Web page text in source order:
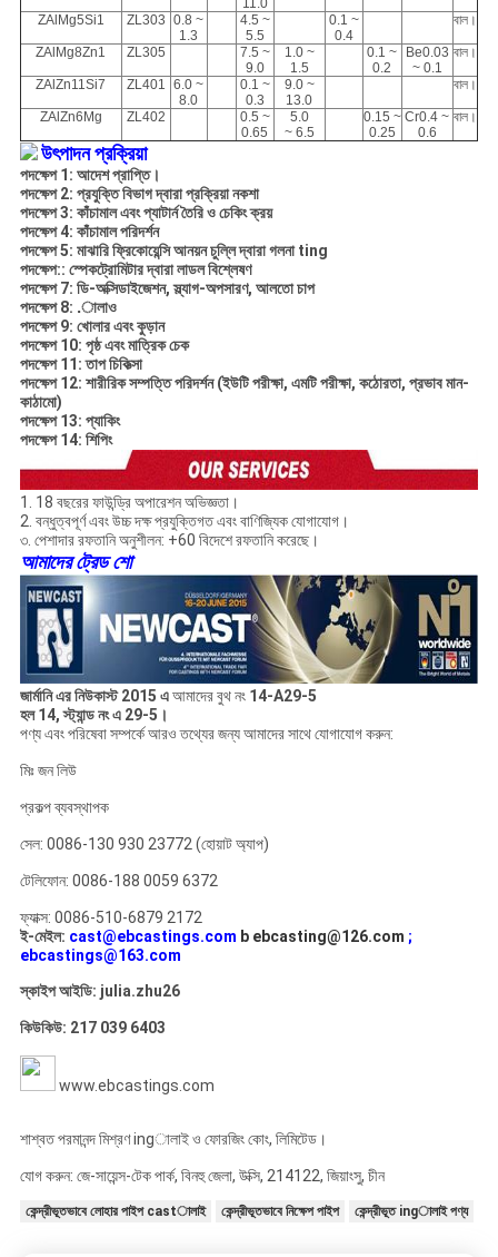
11.0
ZAlMg5Si1
ZL303
0.8 ~
1.3
4.5 ~
5.5
0.1 ~
0.4
বাল।
ZAlMg8Zn1 ZL305
7.5 ~
9.0
1.0 ~
1.5
0.1 ~
0.2
Be0.03
~ 0.1
বাল।
ZAlZn11Si7 ZL401
6.0 ~
8.0
0.1 ~
0.3
9.0 ~
13.0
বাল।
ZAlZn6Mg ZL402
0.5 ~
0.65
5.0
~ 6.5
0.15 ~
0.25
Cr0.4 ~
0.6
বাল।
উৎপাদন প্রক্রিয়া
পদক্ষেপ 1: আদেশ প্রাপ্তি।
পদক্ষেপ 2: প্রযুক্তি বিভাগ দ্বারা প্রক্রিয়া নকশা
পদক্ষেপ 3: কাঁচামাল এবং প্যাটার্নতৈরি ও চেকিং ক্রয়
পদক্ষেপ 4: কাঁচামাল পরিদর্শন
পদক্ষেপ 5: মাঝারি ফ্রিকোয়েন্সি আনয়ন চুল্লি দ্বারা গলনা ting
পদক্ষেপ:: স্পেকট্রোমিটার দ্বারা লাডল বিশ্লেষণ
পদক্ষেপ 7: ডি-অক্সিডাইজেশন, স্ল্যাগ-অপসারণ, আলতো চাপ
পদক্ষেপ 8: .ালাও
পদক্ষেপ 9: খোলার এবং কুড়ান
পদক্ষেপ 10: পৃষ্ঠ এবং মাত্রিক চেক
পদক্ষেপ 11: তাপ চিকিত্সা
পদক্ষেপ 12: শারীরিক সম্পত্তি পরিদর্শন (ইউটি পরীক্ষা, এমটি পরীক্ষা, কঠোরতা, প্রভাব মান-
কাঠামো)
পদক্ষেপ 13: প্যাকিং
পদক্ষেপ 14: শিপিং
1. 18 বছরের ফাউন্ড্রি অপারেশন অভিজ্ঞতা।
2. বন্ধুত্বপূর্ণ এবং উচ্চ দক্ষ প্রযুক্তিগত এবং বাণিজ্যিক যোগাযোগ।
৩. পেশাদার রফতানি অনুশীলন: +60 বিদেশে রফতানি করেছে।
আমাদের ট্রেড শো
জার্মানি এর নিউকাস্ট 2015 এআমাদের বুথ নং 14-A29-5
হল 14, স্ট্যান্ড নং এ 29-5।
পণ্য এবং পরিষেবা সম্পর্কে আরও তথ্যের জন্য আমাদের সাথে যোগাযোগ করুন:
মিঃ জন লিউ
প্রকল্প ব্যবস্থাপক
সেল: 0086-130 930 23772 (হোয়াট অ্যাপ)
টেলিফোন: 0086-188 0059 6372
ফ্যাক্স: 0086-510-6879 2172
ই-মেইল: cast@ebcastings.com b ebcasting@126.com ;
ebcastings@163.com
স্কাইপ আইডি: julia.zhu26
কিউকিউ: 217 039 6403
www.ebcastings.com
শাশ্বত পরমানন্দ মিশ্রণ ingালাই ও ফোরজিং কোং, লিমিটেড।
যোগ করুন: জে-সায়েন্স-টেক পার্ক, বিনহু জেলা, উক্সি, 214122, জিয়াংসু, চীন
কেন্দ্রীভূতভাবে লোহার পাইপ castালাই কেন্দ্রীভূতভাবে নিক্ষেপ পাইপ কেন্দ্রীভূত ingালাই পণ্য